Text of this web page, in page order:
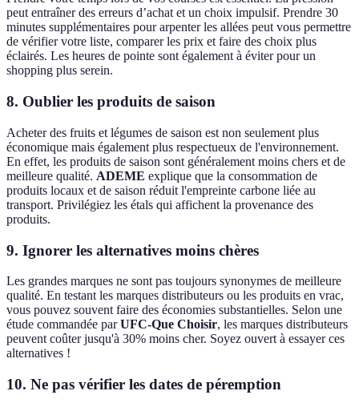
peut entraîner des erreurs d’achat et un choix impulsif. Prendre 30
minutes supplémentaires pour arpenter les allées peut vous permettre
de vérifier votre liste, comparer les prix et faire des choix plus
éclairés. Les heures de pointe sont également à éviter pour un
shopping plus serein.
8. Oublier les produits de saison
Acheter des fruits et légumes de saison est non seulement plus
économique mais également plus respectueux de l'environnement.
En effet, les produits de saison sont généralement moins chers et de
meilleure qualité. ADEME explique que la consommation de
produits locaux et de saison réduit l'empreinte carbone liée au
transport. Privilégiez les étals qui affichent la provenance des
produits.
9. Ignorer les alternatives moins chères
Les grandes marques ne sont pas toujours synonymes de meilleure
qualité. En testant les marques distributeurs ou les produits en vrac,
vous pouvez souvent faire des économies substantielles. Selon une
étude commandée parUFC-Que Choisir, les marques distributeurs
peuvent coûter jusqu'à 30% moins cher. Soyez ouvert à essayer ces
alternatives !
10. Ne pas vérifier les dates de péremption